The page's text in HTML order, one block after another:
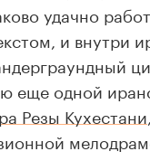
удачно
и внутри
еще одной
Резы Кухестани